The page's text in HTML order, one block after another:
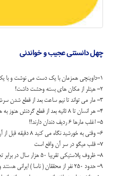
چهل دانستنی عجیب و خواندنی
1-داوينچي همزمان با يک دست مي نوشت و با يک دست نقاشي ميکرد!
2- هيتلر از مکان هاي بسته وحشت داشت!
3- مار مي تواند تا نيم ساعت بعد از قطع شدن سرش نيش بزند!
4- هر انسان تا 8 ثانيه بعد از قطع گردنش هنوز به هوش است!
5- اغلب مارها 6 رديف دندان دارند!!
6- وقتي به خورشيد نگاه مي کنيد 8 دقيقه قبل از آن را مشاهده ميکنيد
7- قلب ميگو در سر آن واقع است
8- ظروف پلاستيکي تقريبا 50 هزار سال در برابر تجزيه مقاومند
9- حدود 250 نفر از محققان ( ناسا ) ايراني هستند و رئيس کامپيوتر ناسا يک ايراني است